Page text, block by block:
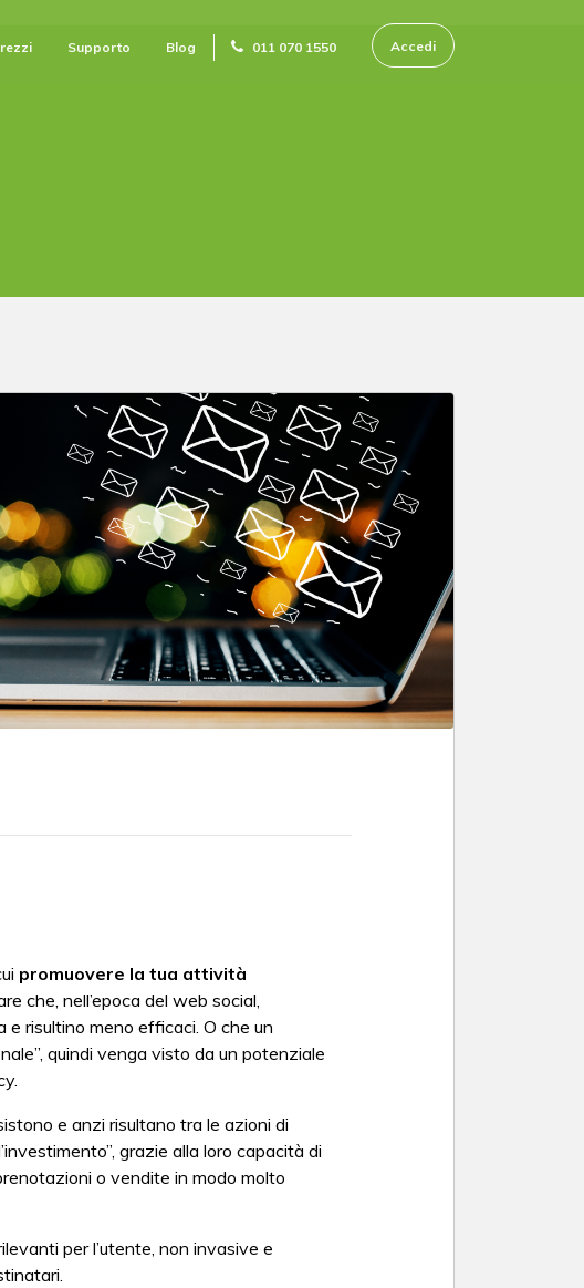
Supporto Blog 011 070 1550 Accedi
promuovere la tua attività
che, nell’epoca del web social,
e risultino meno efficaci. O che un
quindi venga visto da un potenziale
e anzi risultano tra le azioni di
grazie alla loro capacità di
o vendite in modo molto
per l’utente, non invasive e